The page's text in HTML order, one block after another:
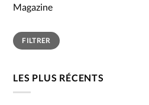
Magazine
FILTRER
LES PLUS RÉCENTS